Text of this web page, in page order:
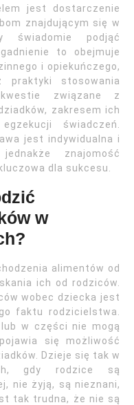
jest dostarczenie
znajdującym się w
świadomie podjąć
to obejmuje
i opiekuńczego,
praktyki stosowania
związane z
zakresem ich
świadczeń.
jest indywidualna i
znajomość
dla sukcesu.
w
alimentów od
ich od rodziców.
wobec dziecka jest
faktu rodzicielstwa.
w części nie mogą
się możliwość
Dzieje się tak w
gdy rodzice są
nie żyją, są nieznani,
tak trudna, że nie są